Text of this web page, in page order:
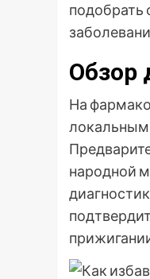
подобрать
Обзор
На
народной